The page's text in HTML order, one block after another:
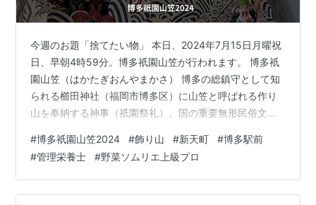
今週のお題「捨てたい物」 本日、2024年7月15日月曜祝
日、早朝4時59分。博多祇園山笠が行われます。 博多祇
園山笠（はかたぎおんやまかさ） 博多の総鎮守として知
られる櫛田神社（福岡市博多区）に山笠と呼ばれる作り
山を奉納する神事（祇園祭礼）。国の重要無形民俗文化
7月1日から15日となっている。最終日の未明には関係者
が参列して櫛田神社祇園例大祭が執り行われる。そして
近隣の町で構成される「流（ながれ）」ごとに山笠を奉
納した後（櫛田入り）、山笠を所定の順路を競って巡行
#博多祇園山笠2024 #飾り山 #新天町 #博多駅前
#管理栄養士 #野菜ソムリエ上級プロ